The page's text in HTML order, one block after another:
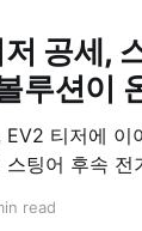
공세,
루션이
EV2 티저에 이
스팅어 후속 전
동화 전략과
read